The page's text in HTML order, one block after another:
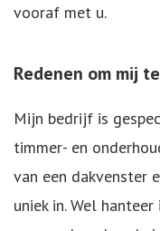
vooraf met u.
Redenen om mij
Mijn bedrijf is
timmer- en
van een dakvenster
uniek in. Wel